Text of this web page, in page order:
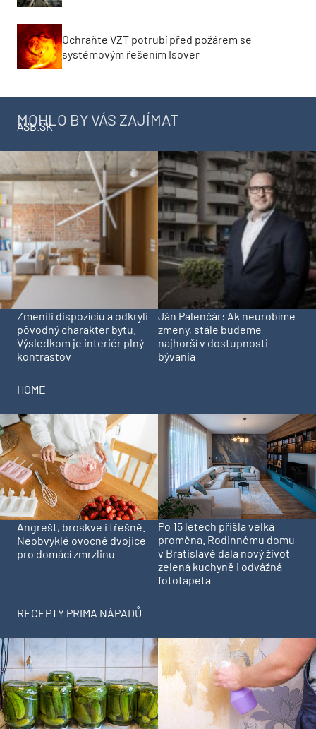
Ochraňte VZT potrubí před požárem se
systémovým řešením Isover
MOHLO BY VÁS ZAJÍMAT
ASB.SK
Zmenili dispozíciu a odkryli
pôvodný charakter bytu.
Výsledkom je interiér plný
kontrastov
Ján Palenčár: Ak neurobíme
zmeny, stále budeme
najhorší v dostupnosti
bývania
HOME
Angrešt, broskve i třešně.
Neobvyklé ovocné dvojice
pro domácí zmrzlinu
Po 15 letech přišla velká
proměna. Rodinnému domu
v Bratislavě dala nový život
zelená kuchyně i odvážná
fototapeta
RECEPTY PRIMA NÁPADŮ